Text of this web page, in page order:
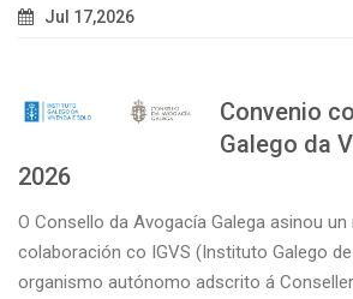
Jul 17,2026
Convenio
Galego da
2026
O Consello da Avogacía Galega asinou
colaboración co IGVS (Instituto Galego
organismo autónomo adscrito á